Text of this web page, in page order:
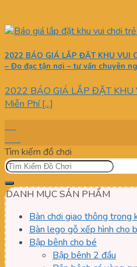
2022 BÁO GIÁ LẮP ĐẶT KHU VUI
– Đo đạc tận nơi – tư vấn chuyên
2022 BÁO GIÁ LẮP ĐẶT KHU
Miễn Phí [...]
Tìm kiếm đồ chơi
DANH MỤC SẢN PHẨM
Bàn chơi giao thông trong
Bàn lego gỗ xếp hình cho
Bập bênh cho bé
Bập bênh 2 đầu